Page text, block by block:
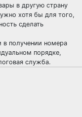
в другую страну
хотя бы для того,
сделать
в получении номера
порядке,
служба.